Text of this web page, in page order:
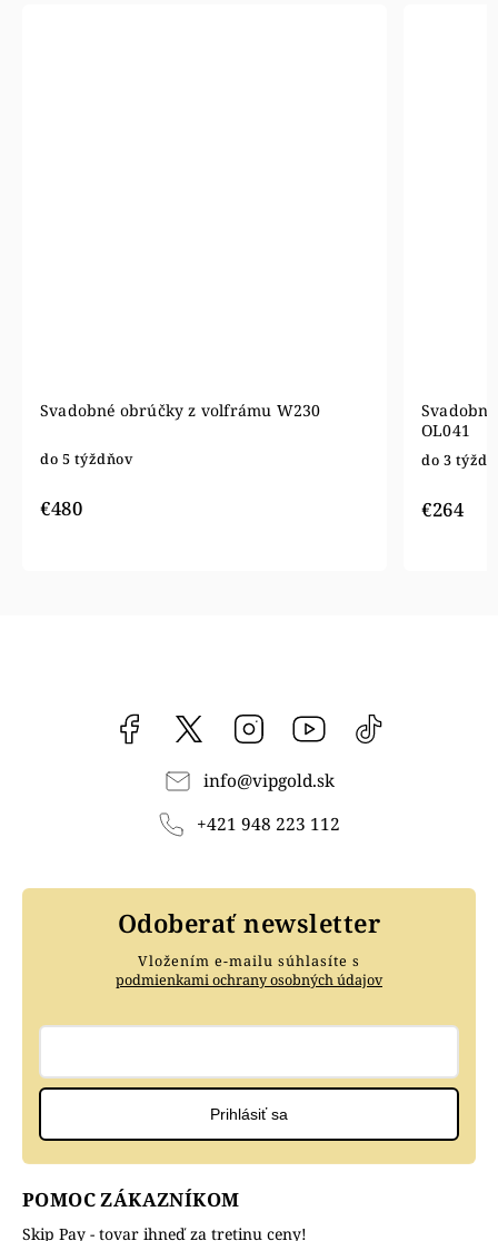
Svadobné obrúčky z volfrámu W230
do 5 týždňov
€480
OL041
do 3
€264
Facebook vipgoldsk Instagram YouTube
info@vipgold.sk
+421 948 223 112
POMOC ZÁKAZNÍKOM
Skip Pay - tovar ihneď za tretinu ceny!
Odoberať newsletter
Vložením e-mailu súhlasíte s
podmienkami ochrany osobných údajov
Prihlásiť sa